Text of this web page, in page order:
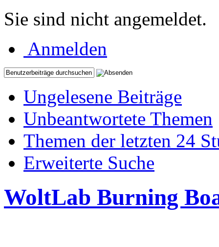
Sie sind nicht angemeldet.
Anmelden
Ungelesene Beiträge
Unbeantwortete Themen
Themen der letzten 24
Erweiterte Suche
WoltLab Burning